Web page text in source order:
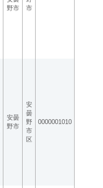
野市
市
安曇
野市
安
曇
野
市
区
0000001010